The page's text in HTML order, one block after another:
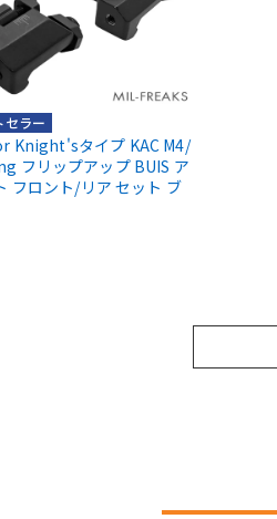
セラー
Knight'sタイプ KAC M4/
フリップアップ BUIS ア
フロント/リア セット ブ